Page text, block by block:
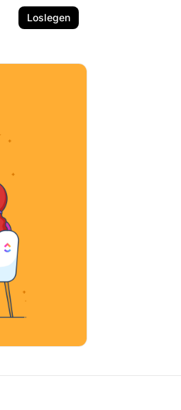
Loslegen